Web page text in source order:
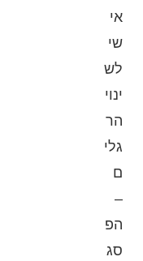
אי
שי
לש
ינוי
הר
גלי
ם
–
הפ
סג